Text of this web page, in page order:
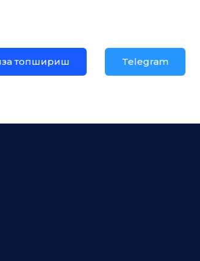
топшириш Telegram